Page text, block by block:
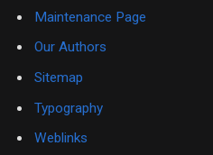
Maintenance Page
Our Authors
Sitemap
Typography
Weblinks